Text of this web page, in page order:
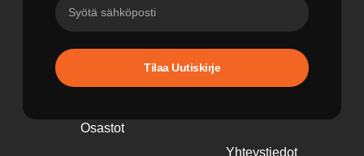
Tilaa Uutiskirje
Osastot
Yhteystiedot